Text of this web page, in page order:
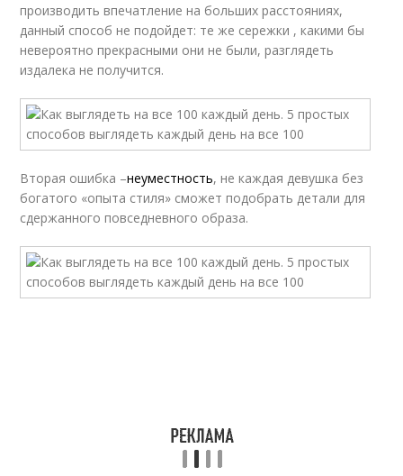
производить впечатление на больших расстояниях,
данный способ не подойдет: те же сережки , какими бы
невероятно прекрасными они не были, разглядеть
издалека не получится.
Вторая ошибка –неуместность, не каждая девушка без
богатого «опыта стиля» сможет подобрать детали для
сдержанного повседневного образа.